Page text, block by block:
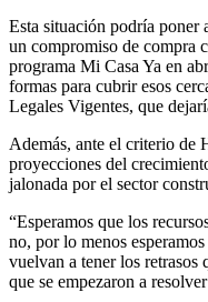
Esta situación podría poner
un compromiso de compra
programa Mi Casa Ya en
formas para cubrir esos
Legales Vigentes, que
Además, ante el criterio de
proyecciones del
jalonada por el sector
“Esperamos que los
no, por lo menos
vuelvan a tener los retrasos
que se empezaron a